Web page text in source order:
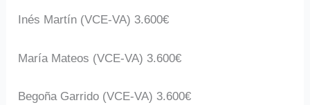
Inés Martín (VCE-VA) 3.600€
María Mateos (VCE-VA) 3.600€
Begoña Garrido (VCE-VA) 3.600€